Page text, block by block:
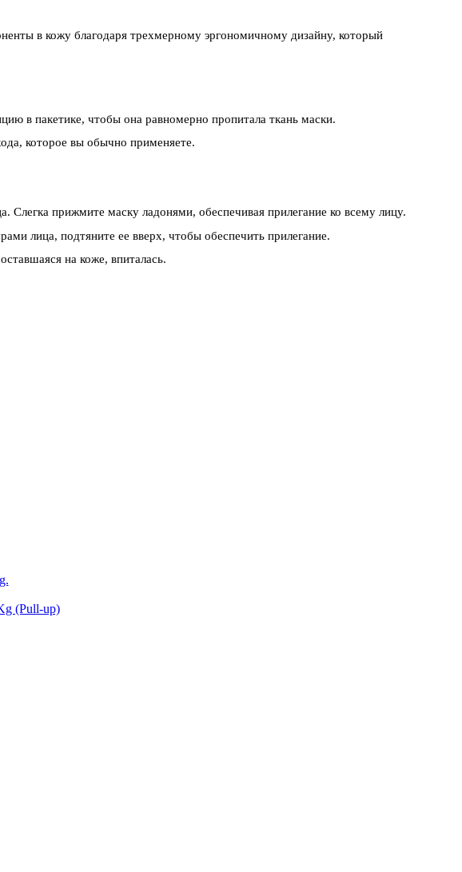
в кожу благодаря трехмерному эргономичному дизайну, который
в пакетике, чтобы она равномерно пропитала ткань маски.
которое вы обычно применяете.
прижмите маску ладонями, обеспечивая прилегание ко всему лицу.
лица, подтяните ее вверх, чтобы обеспечить прилегание.
на коже, впиталась.
(Pull-up)